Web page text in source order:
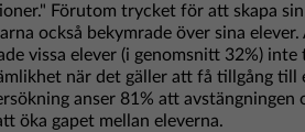
Förutom trycket för att skapa
också bekymrade över sina
vissa elever (i genomsnitt 32%)
när det gäller att få tillgång till
anser 81% att avstängningen
öka gapet mellan eleverna.